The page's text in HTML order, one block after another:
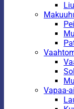
Vapaa-